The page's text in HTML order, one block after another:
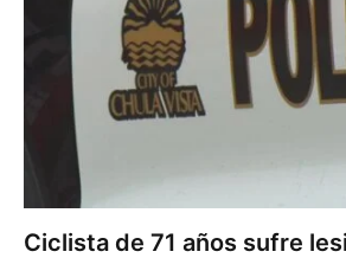
Ciclista de 71 años sufre